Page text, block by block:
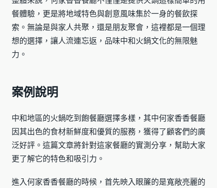
餐體驗，更是將地域特色與創意風味集於一身的餐飲探
索。無論是與家人共聚，還是朋友聚會，這裡都是一個理
想的選擇，讓人流連忘返，品味中和火鍋文化的無限魅
力。
案例說明
中和地區的火鍋吃到飽餐廳選擇多樣，其中何家香香餐廳
因其出色的食材新鮮度和優質的服務，獲得了顧客們的廣
泛好評。這篇文章將針對這家餐廳的實測分享，幫助大家
更了解它的特色和吸引力。
進入何家香香餐廳的時候，首先映入眼簾的是寬敞亮麗的